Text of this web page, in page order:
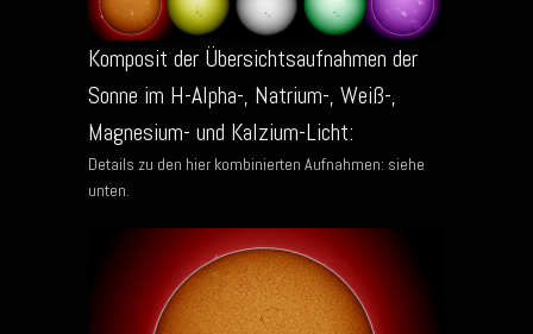
Komposit der Übersichtsaufnahmen der
Sonne im H-Alpha-, Natrium-, Weiß-,
Magnesium- und Kalzium-Licht:
Details zu den hier kombinierten Aufnahmen: siehe
unten.